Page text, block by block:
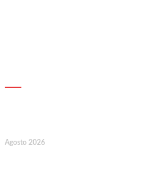
Agosto 2026